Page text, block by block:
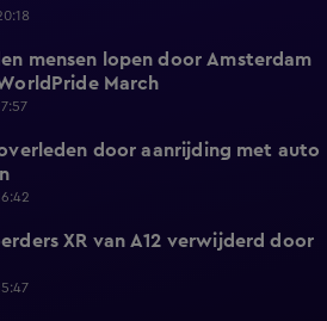
mensen lopen door Amsterdam
March
door aanrijding met auto
XR van A12 verwijderd door